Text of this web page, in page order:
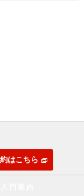
はこちら